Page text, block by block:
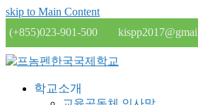
skip to Main Content
(+855)023-901-500
학교소개